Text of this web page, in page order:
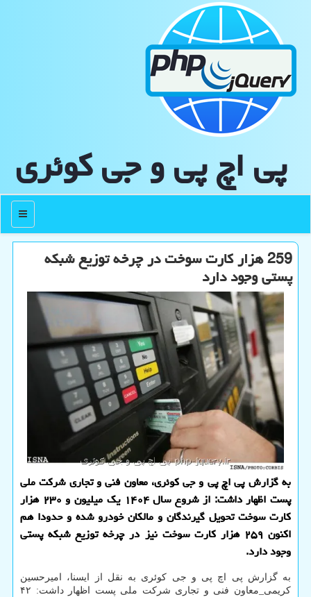
پی اچ پی و جی كوئری
منو
259 هزار کارت سوخت در چرخه توزیع شبکه
پستی وجود دارد
به گزارش پی اچ پی و جی کوئری، معاون فنی و تجاری شرکت ملی
پست اظهار داشت: از شروع سال ۱۴۰۴ یک میلیون و ۲۳۰ هزار
کارت سوخت تحویل گیرندگان و مالکان خودرو شده و حدودا هم
اکنون ۲۵۹ هزار کارت سوخت نیز در چرخه توزیع شبکه پستی
وجود دارد.
به گزارش پی اچ پی و جی کوئری به نقل از ایسنا، امیرحسین
کریمی_معاون فنی و تجاری شرکت ملی پست اظهار داشت: ۴۲